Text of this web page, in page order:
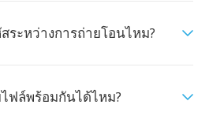
ะหว่างการถ่ายโอนไหม?
ฟล์พร้อมกันได้ไหม?